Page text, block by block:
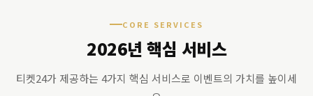
CORE SERVICES
2026년 핵심 서비스
티켓24가 제공하는 4가지 핵심 서비스로 이벤트의 가치를 높이세